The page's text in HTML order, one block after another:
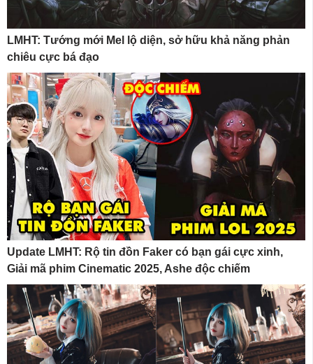
LMHT: Tướng mới Mel lộ diện, sở hữu khả năng phản
chiêu cực bá đạo
Update LMHT: Rộ tin đồn Faker có bạn gái cực xinh,
Giải mã phim Cinematic 2025, Ashe độc chiếm